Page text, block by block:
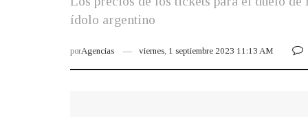
ídolo argentino
porAgencias viernes, 1 septiembre 2023 11:13 AM